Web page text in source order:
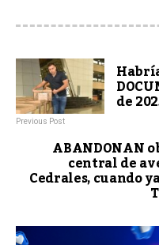
de
Previous Post
ABANDONAN
central de
Cedrales, cuando